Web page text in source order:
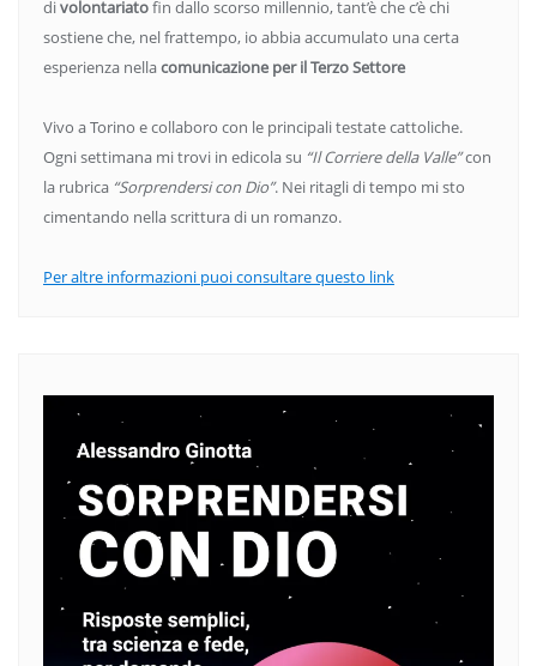
divolontariatofin dallo scorso millennio, tant’è che c’è chi
sostiene che, nel frattempo, io abbia accumulato una certa
esperienza nellacomunicazione per il Terzo Settore
Vivo a Torino e collaboro con le principali testate cattoliche.
Ogni settimana mi trovi in edicola su “Il Corriere della Valle”con
la rubrica “Sorprendersi con Dio”. Nei ritagli di tempo mi sto
cimentando nella scrittura di un romanzo.
Per altre informazioni puoi consultare questo link